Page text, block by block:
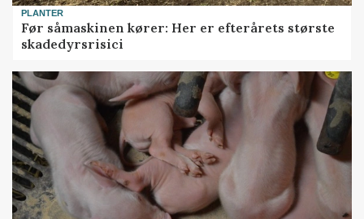
PLANTER
Før såmaskinen kører: Her er efterårets største
skadedyrsrisici